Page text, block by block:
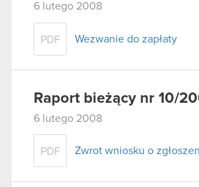
6 lutego 2008
PDF Wezwanie do zapłaty
Raport bieżący nr 10/
6 lutego 2008
PDF Zwrot wniosku o